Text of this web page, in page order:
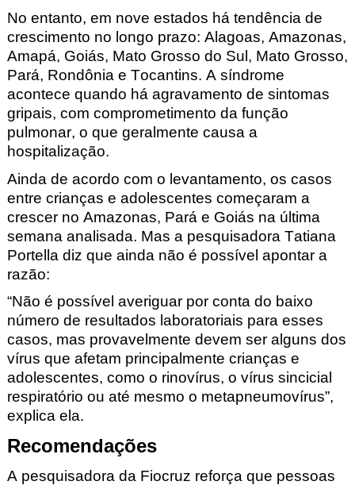
No entanto, em nove estados há tendência de
crescimento no longo prazo: Alagoas, Amazonas,
Amapá, Goiás, Mato Grosso do Sul, Mato Grosso,
Pará, Rondônia e Tocantins. A síndrome
acontece quando há agravamento de sintomas
gripais, com comprometimento da função
pulmonar, o que geralmente causa a
hospitalização.
Ainda de acordo com o levantamento, os casos
entre crianças e adolescentes começaram a
crescer no Amazonas, Pará e Goiás na última
semana analisada. Mas a pesquisadora Tatiana
Portella diz que ainda não é possível apontar a
razão:
“Não é possível averiguar por conta do baixo
número de resultados laboratoriais para esses
casos, mas provavelmente devem ser alguns dos
vírus que afetam principalmente crianças e
adolescentes, como o rinovírus, o vírus sincicial
respiratório ou até mesmo o metapneumovírus”,
explica ela.
Recomendações
A pesquisadora da Fiocruz reforça que pessoas